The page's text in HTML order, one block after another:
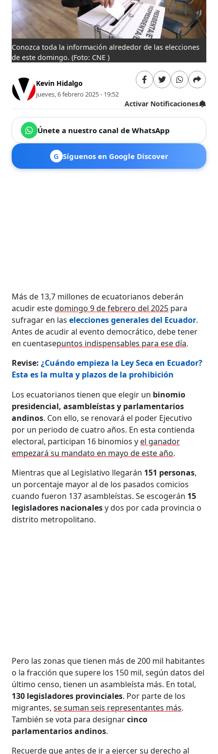
Conozca toda la información alrededor de las elecciones
de este domingo.(Foto: CNE )
Kevin Hidalgo
jueves, 6 febrero 2025 - 19:52
Activar Notificaciones
Únete a nuestro canal de WhatsApp
G Síguenos en Google Discover
Más de 13,7 millones de ecuatorianos deberán
acudir estedomingo 9 de febrero del 2025 para
sufragar en laselecciones generales del Ecuador.
Antes de acudir al evento democrático, debe tener
en cuentasepuntos indispensables para ese día.
Revise:¿Cuándo empieza la Ley Seca en Ecuador?
Esta es la multa y plazos de la prohibición
Los ecuatorianos tienen que elegir un binomio
presidencial, asambleístas y parlamentarios
andinos. Con ello, se renovará el poder Ejecutivo
por un periodo de cuatro años. En esta contienda
electoral, participan 16 binomios y el ganador
empezará su mandato en mayo de este año.
Mientras que al Legislativo llegarán 151 personas,
un porcentaje mayor al de los pasados comicios
cuando fueron 137 asambleístas. Se escogerán 15
legisladores nacionalesy dos por cada provincia o
distrito metropolitano.
Pero las zonas que tienen más de 200 mil habitantes
o la fracción que supere los 150 mil, según datos del
último censo, tienen un asambleísta más. En total,
130 legisladores provinciales. Por parte de los
migrantes,se suman seis representantes más.
También se vota para designarcinco
parlamentarios andinos.
Recuerde que antes de ir a ejercer su derecho al